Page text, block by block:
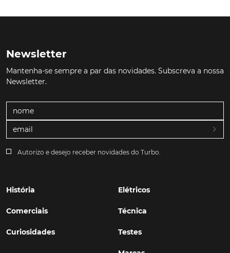
Newsletter
Mantenha-se sempre a par das novidades. Subscreva a nossa
Newsletter.
Autorizo e desejo receber novidades do Turbo.
História
Comerciais
Curiosidades
Elétricos
Técnica
Testes